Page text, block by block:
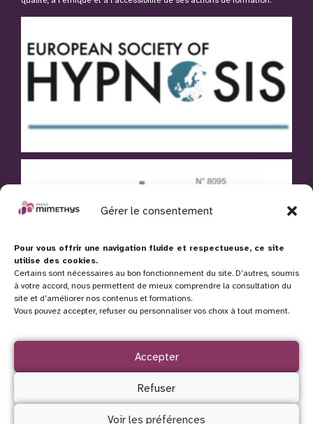
Gérer le consentement
Pour vous offrir une navigation fluide et respectueuse, ce site
utilise des cookies.
Certains sont nécessaires au bon fonctionnement du site. D’autres, soumis
à votre accord, nous permettent de mieux comprendre la consultation du
site et d’améliorer nos contenus et formations.
Vous pouvez accepter, refuser ou personnaliser vos choix à tout moment.
Accepter
Refuser
Voir les préférences